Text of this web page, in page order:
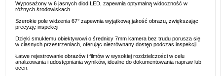
Wyposażony w 6 jasnych diod LED, zapewnia optymalną widoczność w
różnych środowiskach
Szerokie pole widzenia 67° zapewnia wyjątkową jakość obrazu, zwiększając
precyzję inspekcji
Dzięki smukłemu obiektywowi o średnicy 7mm kamera bez trudu porusza się
w ciasnych przestrzeniach, oferując niezrównany dostęp podczas inspekcji.
Łatwe rejestrowanie obrazów i filmów w wysokiej rozdzielczości w celu
analizowania i udostępniania wyników, idealne do dokumentowania napraw lub
ocen.